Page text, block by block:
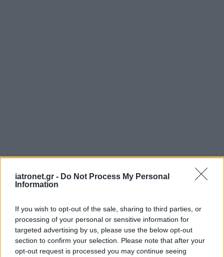
iatronet.gr - Do Not Process My Personal
Information
If you wish to opt-out of the sale, sharing to third parties, or
processing of your personal or sensitive information for
targeted advertising by us, please use the below opt-out
section to confirm your selection. Please note that after your
opt-out request is processed you may continue seeing